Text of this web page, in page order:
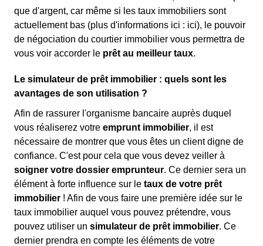
que d'argent, car même si les taux immobiliers sont
actuellement bas (plus d'informations ici : ici), le pouvoir
de négociation du courtier immobilier vous permettra de
vous voir accorder le prêt au meilleur taux.
Le simulateur de prêt immobilier : quels sont les
avantages de son utilisation ?
Afin de rassurer l'organisme bancaire auprès duquel
vous réaliserez votre emprunt immobilier, il est
nécessaire de montrer que vous êtes un client digne de
confiance. C'est pour cela que vous devez veiller à
soigner votre dossier emprunteur. Ce dernier sera un
élément à forte influence sur le taux de votre prêt
immobilier ! Afin de vous faire une première idée sur le
taux immobilier auquel vous pouvez prétendre, vous
pouvez utiliser un simulateur de prêt immobilier. Ce
dernier prendra en compte les éléments de votre